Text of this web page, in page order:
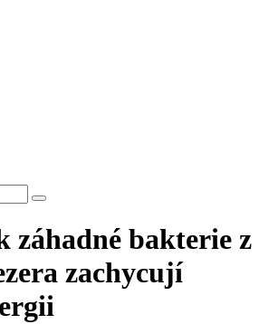
záhadné bakterie z
zachycují